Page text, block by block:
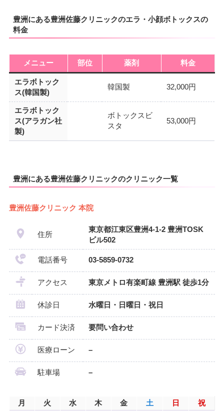
豊洲にある豊洲佐藤クリニックのエラ・小顔ボトックスの
料金
メニュー 部位 薬剤 料金
エラボトック
ス(韓国製)
韓国製 32,000円
エラボトック
ス(アラガン社
製)
ボトックスビ
スタ
53,000円
豊洲にある豊洲佐藤クリニックのクリニック一覧
豊洲佐藤クリニック 本院
住所
東京都江東区豊洲4-1-2 豊洲TOSK
ビル502
電話番号 03-5859-0732
アクセス 東京メトロ有楽町線 豊洲駅 徒歩1分
休診日 水曜日・日曜日・祝日
カード決済 要問い合わせ
医療ローン –
駐車場 –
月 火 水 木 金 土 日 祝